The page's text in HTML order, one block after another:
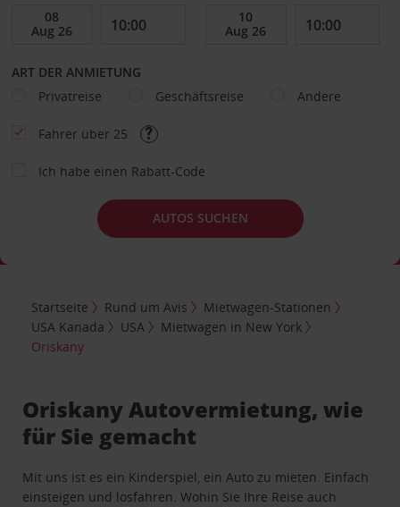
ART DER ANMIETUNG
Privatreise
Geschäftsreise Andere
Fahrer über 25
Ich habe einen Rabatt-Code
AUTOS SUCHEN
Startseite Rund um Avis
Mietwagen-Stationen
USA Kanada
USA
Mietwagen in New York
Oriskany
Oriskany Autovermietung, wie
für Sie gemacht
Mit uns ist es ein Kinderspiel, ein Auto zu mieten. Einfach
einsteigen und losfahren. Wohin Sie Ihre Reise auch